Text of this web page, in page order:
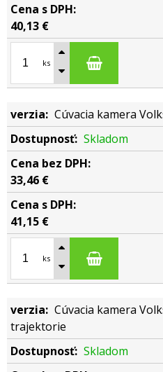
40,13 €
ks
Cúvacia kamera
Skladom
33,46 €
41,15 €
ks
Cúvacia kamera
trajektorie
Skladom